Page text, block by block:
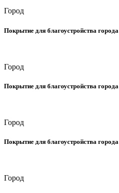
Город
Покрытие для благоустройства города
Город
Покрытие для благоустройства города
Город
Покрытие для благоустройства города
Город